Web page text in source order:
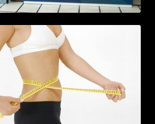
Wegovy® generează o scădere
greutate de până la 22,6% la femei în
menopauzei și reduce la jumătate
de migrene